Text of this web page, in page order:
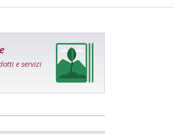
e servizi